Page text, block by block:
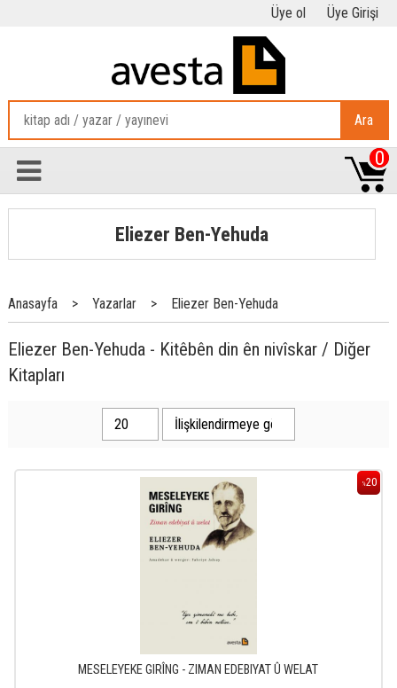
Üye ol Üye Girişi
Ara
0
Eliezer Ben-Yehuda
Anasayfa > Yazarlar > Eliezer Ben-Yehuda
Eliezer Ben-Yehuda - Kitêbên din ên nivîskar / Diğer
Kitapları
%20
MESELEYEKE GIRÎNG - ZIMAN EDEBIYAT Û WELAT